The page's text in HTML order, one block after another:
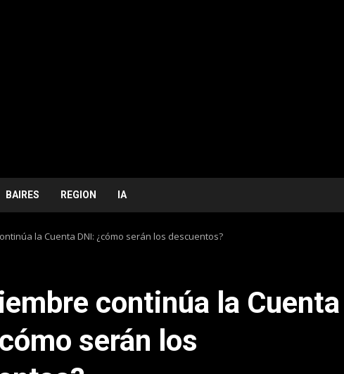
BAIRES REGION IA
la Cuenta DNI: ¿cómo serán los descuentos?
continúa la Cuenta
serán los